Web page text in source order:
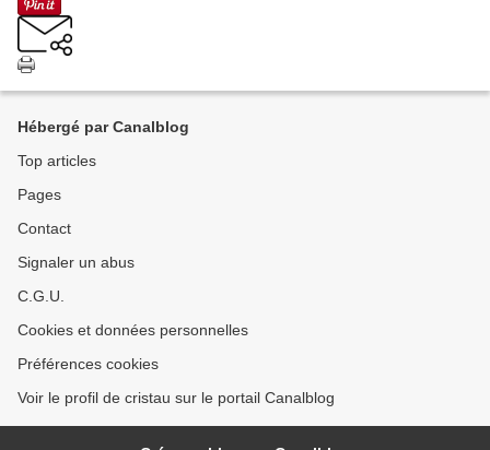
Hébergé par Canalblog
Top articles
Pages
Contact
Signaler un abus
C.G.U.
Cookies et données personnelles
Préférences cookies
Voir le profil de cristau sur le portail Canalblog